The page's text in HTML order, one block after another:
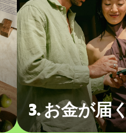
3. お金が届く